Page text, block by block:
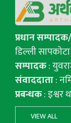
प्रधान
डिल्ली सापकोटा
सम्पादक:
संवाददाता:
प्रबन्धक: इश्वर
VIEW ALL